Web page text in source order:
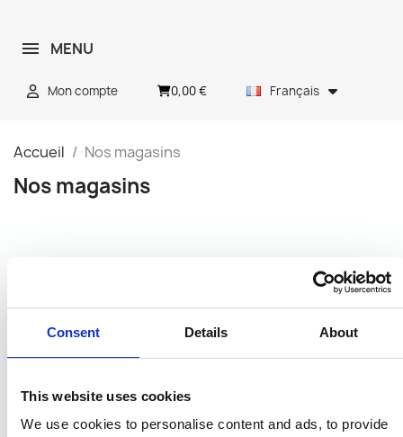
Consent Details About
This website uses cookies
We use cookies to personalise content and ads, to provide
MENU
Mon compte 0,00 € Français
Accueil Nos magasins
Nos magasins
Contact:
Du lundi au vendredi, de
Bulletin
Veuillez saisir votre adresse e-mail pour vous abonner
à la newsletter.